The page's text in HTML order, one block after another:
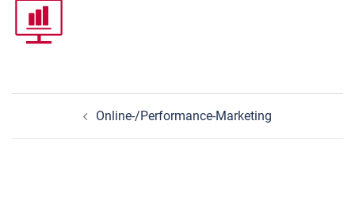
BeitragsnavigationOnline-/Performance-Marketing